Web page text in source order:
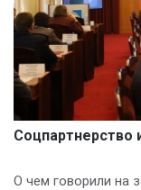
Соцпартнерство
О чем говорили на